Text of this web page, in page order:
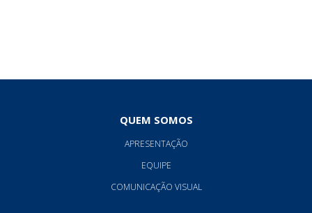
QUEM SOMOS
APRESENTAÇÃO
EQUIPE
COMUNICAÇÃO VISUAL